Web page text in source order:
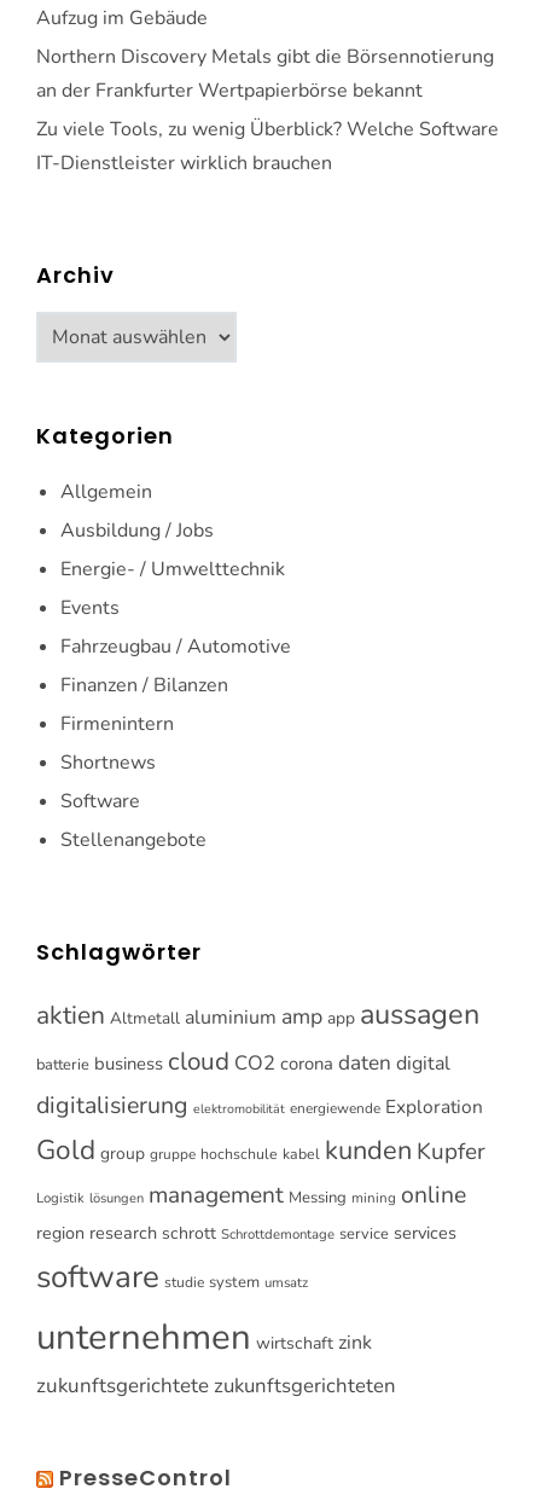
Aufzug im Gebäude
Northern Discovery Metals gibt die Börsennotierung
an der Frankfurter Wertpapierbörse bekannt
Zu viele Tools, zu wenig Überblick? Welche Software
IT-Dienstleister wirklich brauchen
Archiv
Archiv
Kategorien
Allgemein
Ausbildung / Jobs
Energie- / Umwelttechnik
Events
Fahrzeugbau / Automotive
Finanzen / Bilanzen
Firmenintern
Shortnews
Software
Stellenangebote
Schlagwörter
aktien Altmetall aluminium amp app aussagen
batterie business cloud CO2 corona daten digital
digitalisierung elektromobilität energiewende Exploration
Gold group gruppe hochschule kabel kunden Kupfer
Logistik lösungen management Messing mining online
region research schrott Schrottdemontage service services
software studie system umsatz
unternehmen wirtschaft zink
zukunftsgerichtete zukunftsgerichteten
PresseControl